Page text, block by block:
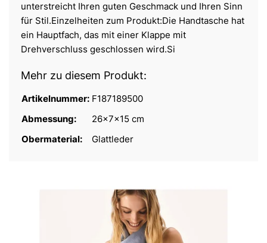
unterstreicht Ihren guten Geschmack und Ihren Sinn
für Stil.Einzelheiten zum Produkt:Die Handtasche hat
ein Hauptfach, das mit einer Klappe mit
Drehverschluss geschlossen wird.Si
Mehr zu diesem Produkt:
Artikelnummer: F187189500
Abmessung:
26x7x15 cm
Obermaterial:
Glattleder